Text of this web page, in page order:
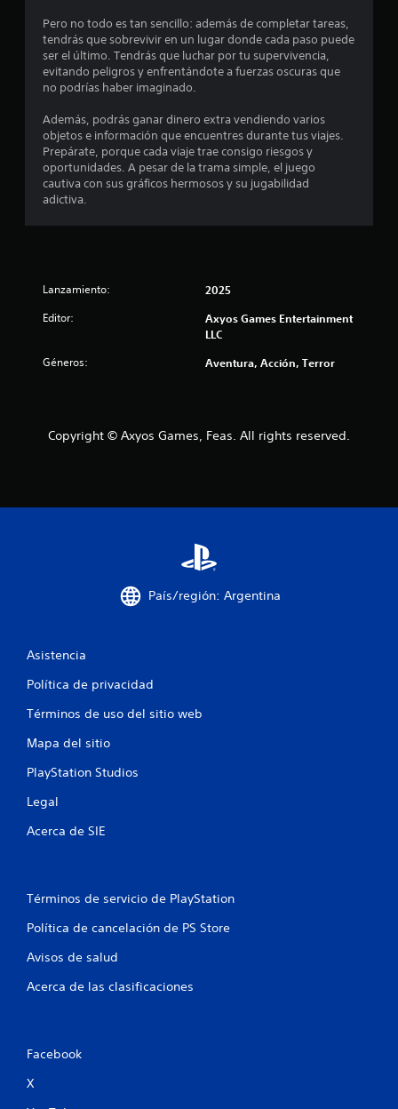
Pero no todo es tan sencillo: además de completar tareas,
tendrás que sobrevivir en un lugar donde cada paso puede
ser el último. Tendrás que luchar por tu supervivencia,
evitando peligros y enfrentándote a fuerzas oscuras que
no podrías haber imaginado.
Además, podrás ganar dinero extra vendiendo varios
objetos e información que encuentres durante tus viajes.
Prepárate, porque cada viaje trae consigo riesgos y
oportunidades. A pesar de la trama simple, el juego
cautiva con sus gráficos hermosos y su jugabilidad
adictiva.
Lanzamiento: 2025
Editor:
Axyos Games Entertainment
LLC
Géneros: Aventura, Acción, Terror
Copyright © Axyos Games, Feas. All rights reserved.
País/región: Argentina
Asistencia
Política de privacidad
Términos de uso del sitio web
Mapa del sitio
PlayStation Studios
Legal
Acerca de SIE
Términos de servicio de PlayStation
Política de cancelación de PS Store
Avisos de salud
Acerca de las clasificaciones
Facebook
X